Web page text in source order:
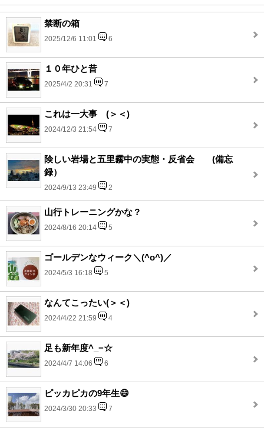
禁断の箱
2025/12/6 11:01 6
１０年ひと昔
2025/4/2 20:31 7
これは一大事 (＞＜)
2024/12/3 21:54 7
険しい岩場と五里霧中の実態・反省会 (備忘
録）
2024/9/13 23:49 2
山行トレーニングかな？
2024/8/16 20:14 5
ゴールデンなウィーク＼(^o^)／
2024/5/3 16:18 5
なんてこったい(＞＜)
2024/4/22 21:59 4
足も新年度^_−☆
2024/4/7 14:06 6
ピッカピカの9年生😄
2024/3/30 20:33 7